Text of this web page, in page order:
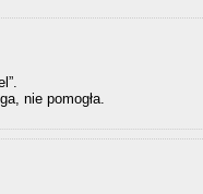
nie pomogła.